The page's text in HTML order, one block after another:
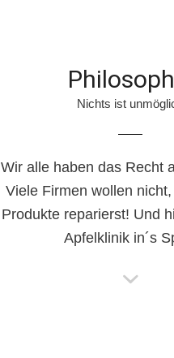
Nichts ist
Wir alle haben das Recht
Viele Firmen wollen
Produkte reparierst! Und
Apfelklinik in´s